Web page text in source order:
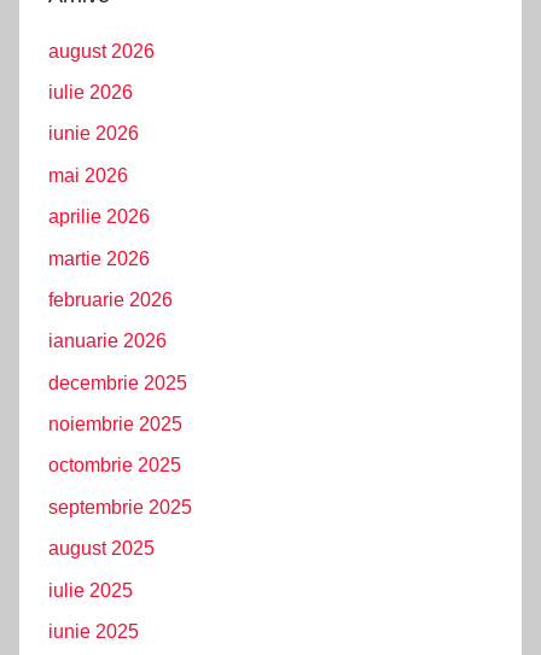
august 2026
iulie 2026
iunie 2026
mai 2026
aprilie 2026
martie 2026
februarie 2026
ianuarie 2026
decembrie 2025
noiembrie 2025
octombrie 2025
septembrie 2025
august 2025
iulie 2025
iunie 2025